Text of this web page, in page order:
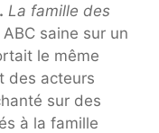
La famille des
saine sur un
le même
des acteurs
sur des
à la famille